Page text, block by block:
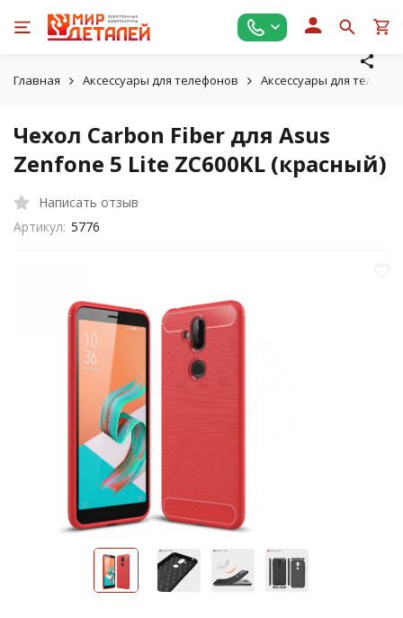
Главная Аксессуары для телефонов Аксессуары для
Чехол Carbon Fiber для Asus
Zenfone 5 Lite ZC600KL (красный)
Написать отзыв
Артикул: 5776